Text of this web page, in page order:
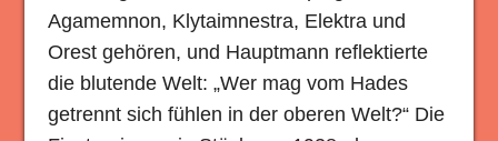
Agamemnon, Klytaimnestra, Elektra und
Orest gehören, und Hauptmann reflektierte
die blutende Welt: „Wer mag vom Hades
getrennt sich fühlen in der oberen Welt?“ Die